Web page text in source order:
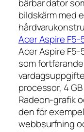
bärbar dator
bildskärm med
Acer Aspire F5-
Acer Aspire F5-
som
processor, 4
Radeon-grafik
den för
webbsurfning